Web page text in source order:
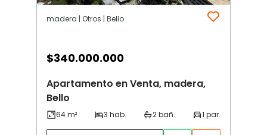
madera | Otros | Bello
$340.000.000
Apartamento en Venta, madera,
Bello